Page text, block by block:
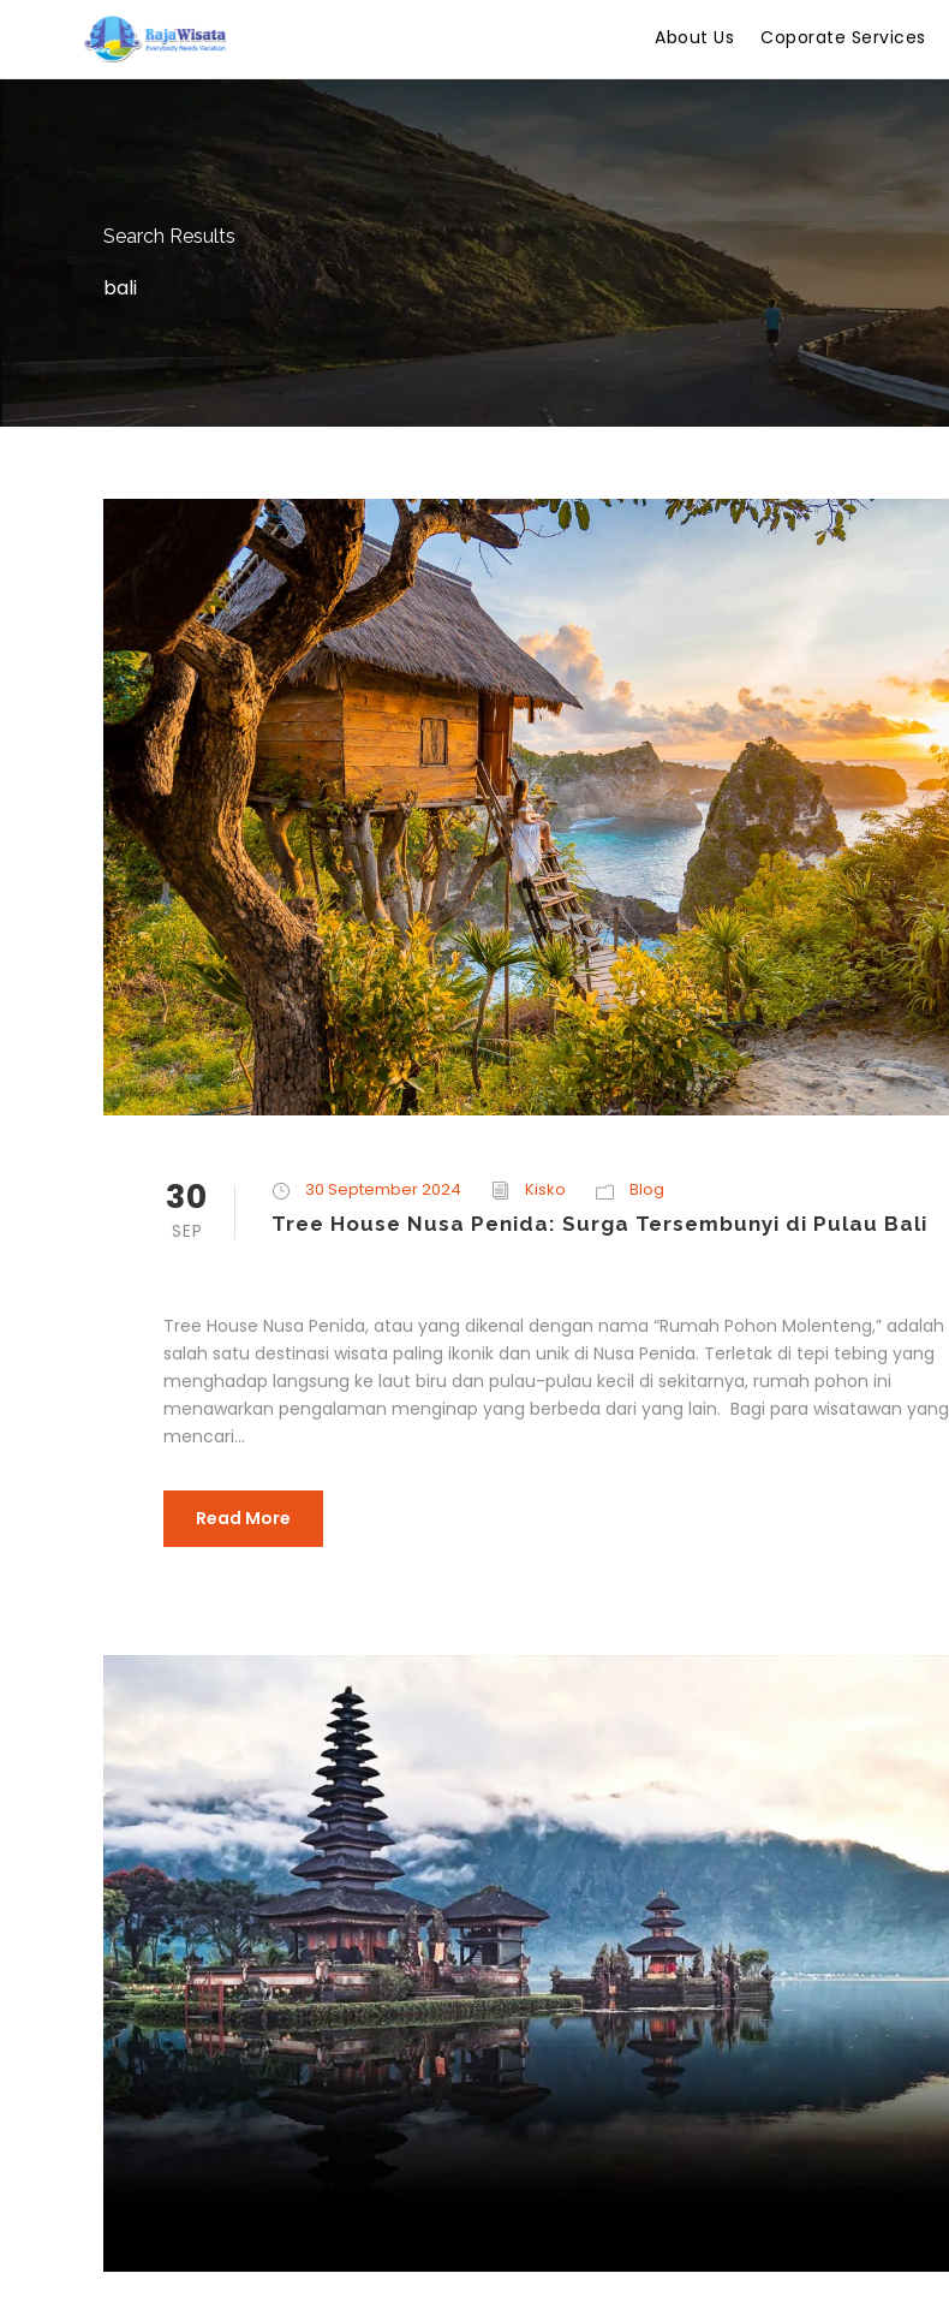
About Us Coporate Services
Search Results
bali
30
SEP
30 September 2024 Kisko Blog
Tree House Nusa Penida: Surga Tersembunyi di Pulau Bali
Tree House Nusa Penida, atau yang dikenal dengan nama “Rumah Pohon Molenteng,” adalah
salah satu destinasi wisata paling ikonik dan unik di Nusa Penida. Terletak di tepi tebing yang
menghadap langsung ke laut biru dan pulau-pulau kecil di sekitarnya, rumah pohon ini
menawarkan pengalaman menginap yang berbeda dari yang lain. Bagi para wisatawan yang
mencari...
Read More